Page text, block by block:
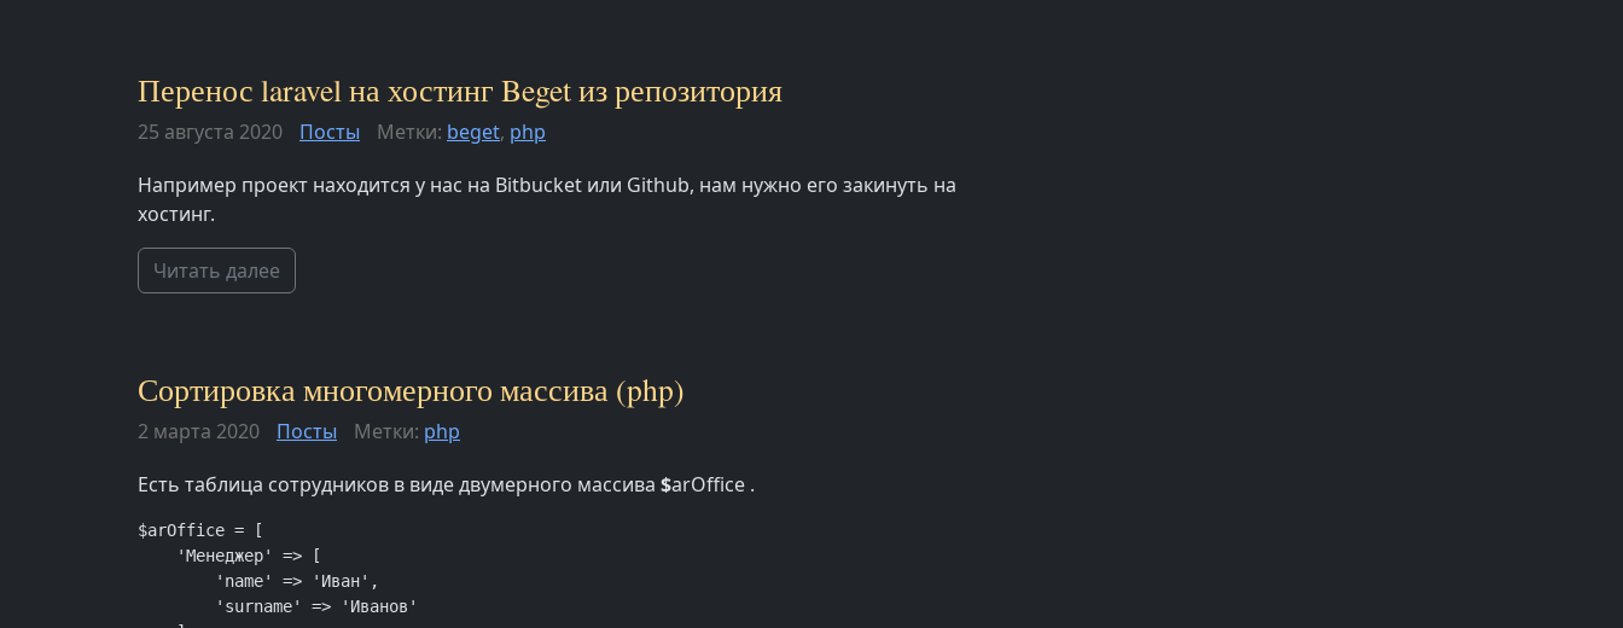
Перенос laravel на хостинг Beget из репозитория
25 августа 2020 Посты Метки: beget, php
Например проект находится у нас на Bitbucket или Github, нам нужно его закинуть на
хостинг.
Читать далее
Сортировка многомерного массива (php)
2 марта 2020 Посты Метки: php
Есть таблица сотрудников в виде двумерного массива $arOffice .
$arOffice = [